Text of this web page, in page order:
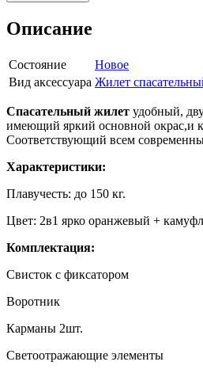
Описание
Состояние
Новое
Вид аксессуара Жилет
Спасательный жилет удобный,
имеющий яркий основной окрас,и
Соответствующий всем
Характеристики:
Плавучесть: до 150 кг.
Цвет: 2в1 ярко оранжевый +
Комплектация:
Свисток с фиксатором
Воротник
Карманы 2шт.
Светоотражающие элементы